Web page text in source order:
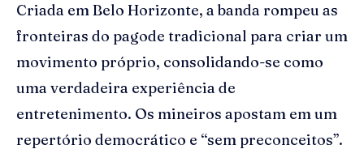
Criada em Belo Horizonte, a banda rompeu as
fronteiras do pagode tradicional para criar um
movimento próprio, consolidando-se como
uma verdadeira experiência de
entretenimento. Os mineiros apostam em um
repertório democrático e “sem preconceitos”.